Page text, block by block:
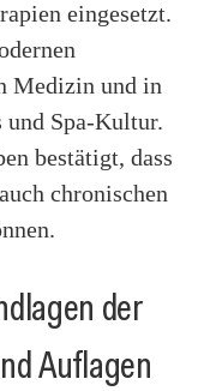
eingesetzt.
Medizin und in
und Spa-Kultur.
bestätigt, dass
chronischen
der
Auflagen